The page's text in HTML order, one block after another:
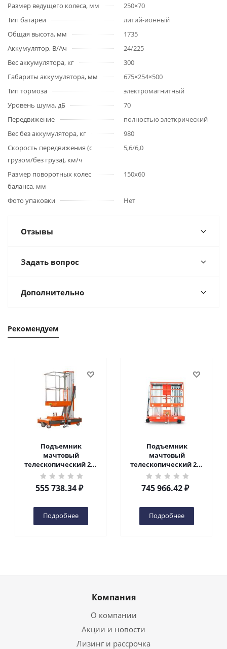
Размер ведущего колеса, мм
250×70
Тип батареи
литий-ионный
Общая высота, мм
1735
Аккумулятор, В/Ач
24/225
Вес аккумулятора, кг
300
Габариты аккумулятора, мм
675×254×500
Тип тормоза
электромагнитный
Уровень шума, дБ
70
Передвижение
полностью элеткрический
Вес без аккумулятора, кг
980
Скорость передвижения (с
грузом/без груза), км/ч
5,6/6,0
Размер поворотных колес
баланса, мм
150х60
Фото упаковки Нет
Отзывы
Задать вопрос
Дополнительно
Рекомендуем
Подъемник
мачтовый
телескопический 200
кг 6 м TOR GTWY6-200S
DC 2-мачтовый
(автономный) (G) в
555 738.34₽
Подробнее
Подъемник
мачтовый
телескопический 200
кг 10 м TOR GTWY10-
200S DC 2-мачтовый
(автономный) (N) в
745 966.42₽
Подробнее
Компания
О компании
Акции и новости
Лизинг и рассрочка